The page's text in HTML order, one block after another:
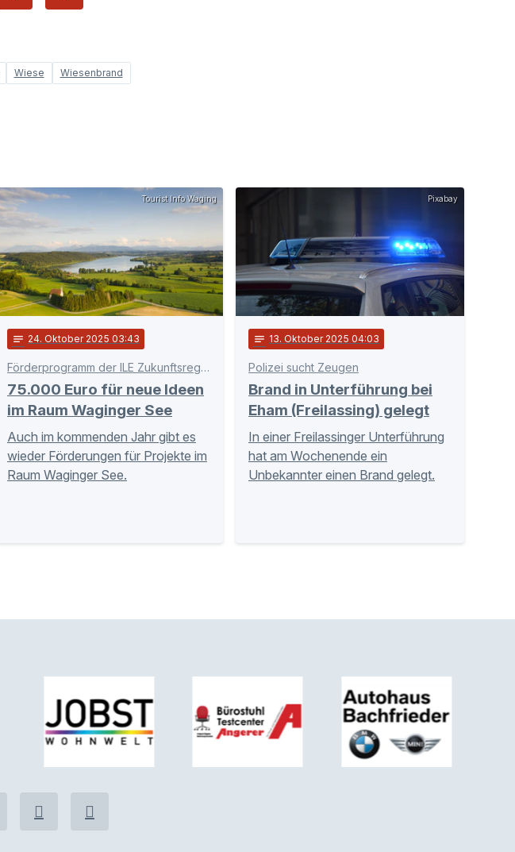
Wiese Wiesenbrand
Tourist Info Waging
notes 24. Oktober 2025 03:43
Förderprogramm der ILE Zukunftsregion Rupertiwinkel
75.000 Euro für neue Ideen
im Raum Waginger See
Auch im kommenden Jahr gibt es
wieder Förderungen für Projekte im
Raum Waginger See.
Pixabay
notes 13. Oktober 2025 04:03
Polizei sucht Zeugen
Brand in Unterführung bei
Eham (Freilassing) gelegt
In einer Freilassinger Unterführung
hat am Wochenende ein
Unbekannter einen Brand gelegt.